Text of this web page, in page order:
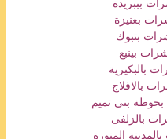
بعنيزة
بتبوك
بينبع
بالبكيرية
بالافلاج
بني تميم
بالزلفى
المنورة